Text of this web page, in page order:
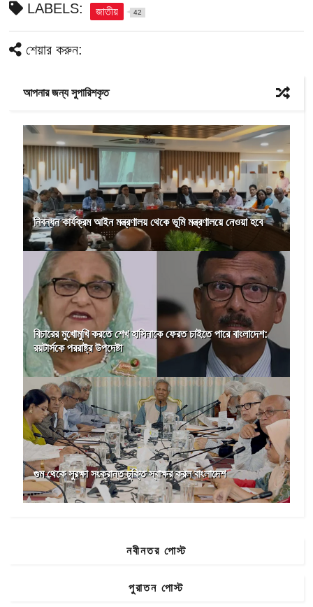
LABELS: জাতীয় 42
শেয়ার করুন:
আপনার জন্য সুপারিশকৃত
নিবন্ধন কার্যক্রম আইন মন্ত্রণালয় থেকে ভূমি মন্ত্রণালয়ে নেওয়া হবে
বিচারের মুখোমুখি করতে শেখ হাসিনাকে ফেরত চাইতে পারে বাংলাদেশ:
রয়টার্সকে পররাষ্ট্র উপদেষ্টা
গুম থেকে সুরক্ষা সংক্রান্ত চুক্তি স্বাক্ষর করল বাংলাদেশ
নবীনতর পোস্ট
পুরাতন পোস্ট